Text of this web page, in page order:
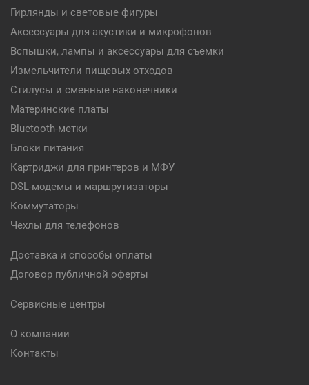
Гирлянды и световые фигуры
Аксессуары для акустики и микрофонов
Вспышки, лампы и аксессуары для съемки
Измельчители пищевых отходов
Стилусы и сменные наконечники
Материнские платы
Bluetooth-метки
Блоки питания
Картриджи для принтеров и МФУ
DSL-модемы и маршрутизаторы
Коммутаторы
Чехлы для телефонов
Доставка и способы оплаты
Договор публичной оферты
Сервисные центры
О компании
Контакты